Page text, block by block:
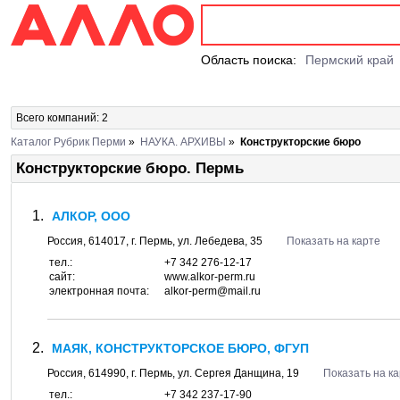
Область поиска: Пермский край
Всего компаний: 2
Каталог Рубрик Перми » НАУКА. АРХИВЫ » Конструкторские бюро
Конструкторские бюро. Пермь
АЛКОР, ООО
Россия, 614017, г. Пермь, ул. Лебедева, 35
Показать на карте
тел.:
+7 342 276-12-17
сайт:
www.alkor-perm.ru
электронная почта:
alkor-perm@mail.ru
МАЯК, КОНСТРУКТОРСКОЕ БЮРО, ФГУП
Россия, 614990, г. Пермь, ул. Сергея Данщина, 19
Показать на
тел.:
+7 342 237-17-90